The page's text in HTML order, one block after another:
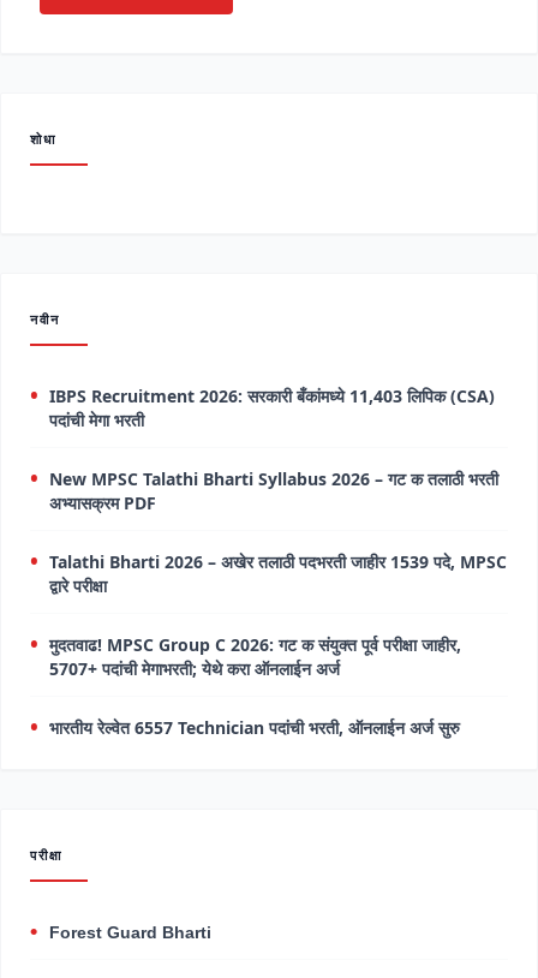
शोधा
नवीन
IBPS Recruitment 2026: सरकारी बँकांमध्ये 11,403 लिपिक (CSA)
पदांची मेगा भरती
New MPSC Talathi Bharti Syllabus 2026 – गट क तलाठी भरती
अभ्यासक्रम PDF
Talathi Bharti 2026 – अखेर तलाठी पदभरती जाहीर 1539 पदे, MPSC
द्वारे परीक्षा
मुदतवाढ! MPSC Group C 2026: गट क संयुक्त पूर्व परीक्षा जाहीर,
5707+ पदांची मेगाभरती; येथे करा ऑनलाईन अर्ज
भारतीय रेल्वेत 6557 Technician पदांची भरती, ऑनलाईन अर्ज सुरु
परीक्षा
Forest Guard Bharti